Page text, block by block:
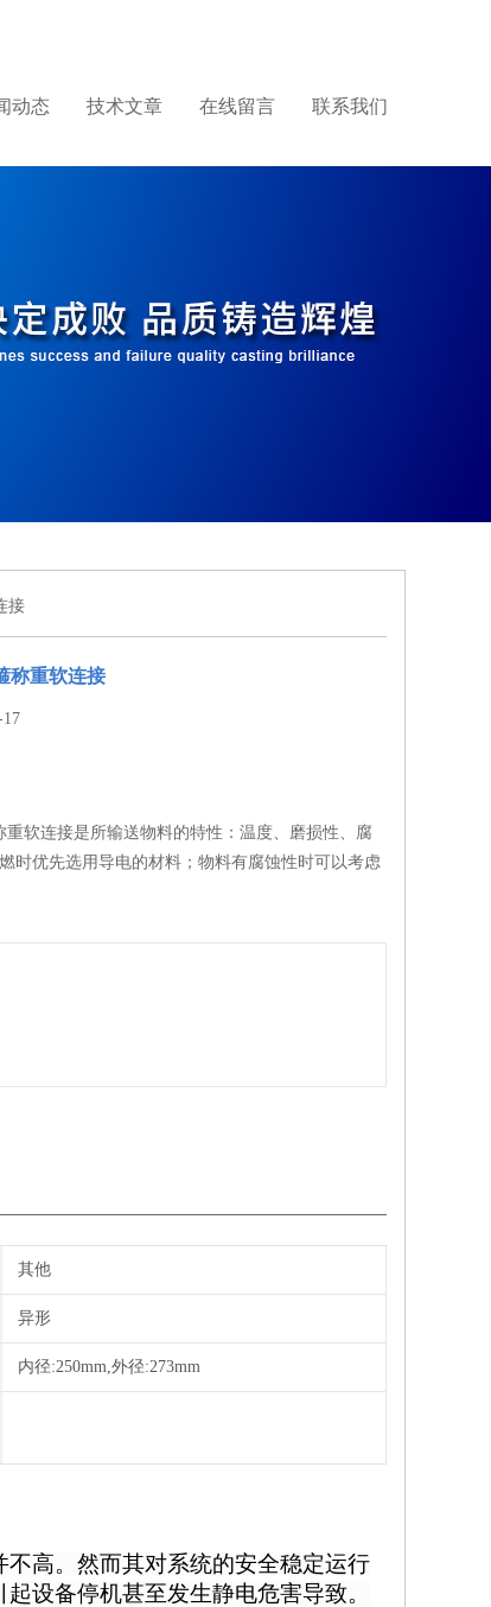
动态 技术文章 在线留言 联系我们
接
称重软连接
重软连接是所输送物料的特性：温度、磨损性、腐
时优先选用导电的材料；物料有腐蚀性时可以考虑
其他
异形
内径:250mm,外径:273mm
高。然而其对系统的安全稳定运行
设备停机甚至发生静电危害导致。